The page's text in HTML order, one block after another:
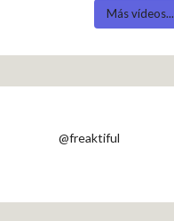
Más vídeos...
@freaktiful